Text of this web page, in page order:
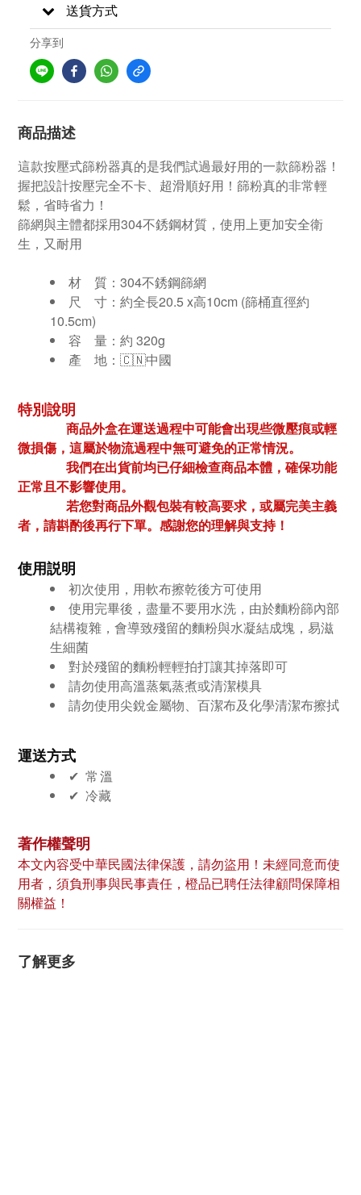
送貨方式
分享到
商品描述
這款按壓式篩粉器真的是我們試過最好用的一款篩粉器！
握把設計按壓完全不卡、超滑順好用！篩粉真的非常輕
鬆，省時省力！
篩網與主體都採用304不銹鋼材質，使用上更加安全衛
生，又耐用
材 質：304不銹鋼篩網
尺 寸：約全長20.5 x高10cm (篩桶直徑約
10.5cm)
容 量：約 320g
產 地：🇨🇳中國
特別說明
商品外盒在運送過程中可能會出現些微壓痕或輕
微損傷，這屬於物流過程中無可避免的正常情況。
我們在出貨前均已仔細檢查商品本體，確保功能
正常且不影響使用。
若您對商品外觀包裝有較高要求，或屬完美主義
者，請斟酌後再行下單。感謝您的理解與支持！
使用説明
初次使用，用軟布擦乾後方可使用
使用完畢後，盡量不要用水洗，由於麵粉篩內部
結構複雜，會導致殘留的麵粉與水凝結成塊，易滋
生細菌
對於殘留的麵粉輕輕拍打讓其掉落即可
請勿使用高溫蒸氣蒸煮或清潔模具
請勿使用尖銳金屬物、百潔布及化學清潔布擦拭
運送方式
✔︎ 常溫
✔︎ 冷藏
著作權聲明
本文內容受中華民國法律保護，請勿盜用！未經同意而使
用者，須負刑事與民事責任，橙品已聘任法律顧問保障相
關權益！
了解更多